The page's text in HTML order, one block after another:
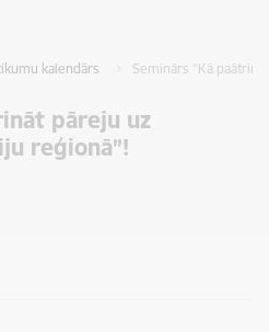
kalendārs Seminārs “Kā
pāreju uz
reģionā”!